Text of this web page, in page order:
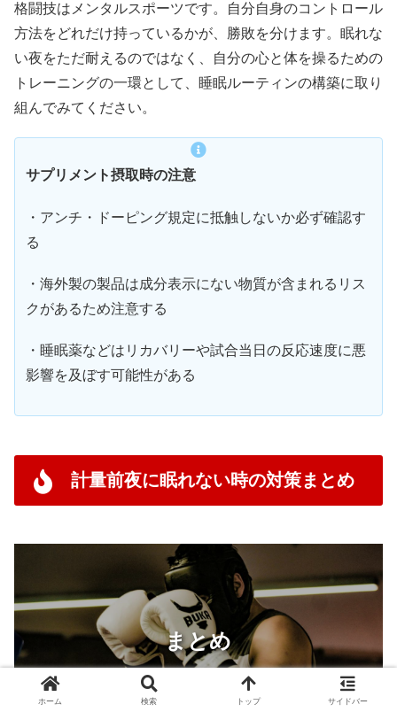
格闘技はメンタルスポーツです。自分自身のコントロール
方法をどれだけ持っているかが、勝敗を分けます。眠れな
い夜をただ耐えるのではなく、自分の心と体を操るための
トレーニングの一環として、睡眠ルーティンの構築に取り
組んでみてください。
サプリメント摂取時の注意
・アンチ・ドーピング規定に抵触しないか必ず確認す
る
・海外製の製品は成分表示にない物質が含まれるリス
クがあるため注意する
・睡眠薬などはリカバリーや試合当日の反応速度に悪
影響を及ぼす可能性がある
計量前夜に眠れない時の対策まとめ
まとめ
ホーム 検索 トップ サイドバー